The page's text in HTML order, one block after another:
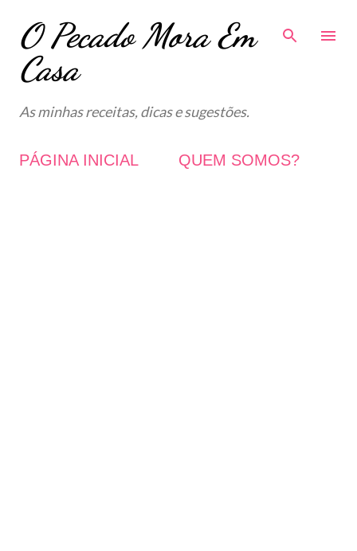
Avançar para o conteúdo principal
O Pecado Mora Em
Casa
As minhas receitas, dicas e sugestões.
PÁGINA INICIAL QUEM SOMOS?